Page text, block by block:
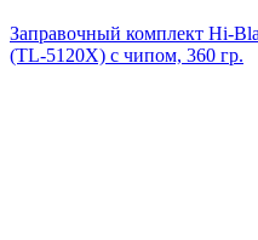
Заправочный комплект Hi-
(TL-5120Х) с чипом, 360 гр.